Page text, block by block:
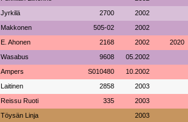
Jyrkilä 2700 2002
Makkonen 505-02 2002
E. Ahonen 2168 2002 2020
Wasabus 9608 05.2002
Ampers S010480 10.2002
Laitinen 2858 2003
Reissu Ruoti 335 2003
Töysän Linja 2003